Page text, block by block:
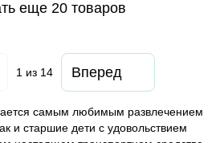
еще 20 товаров
1 из 14 Вперед
самым любимым развлечением
и старшие дети с удовольствием